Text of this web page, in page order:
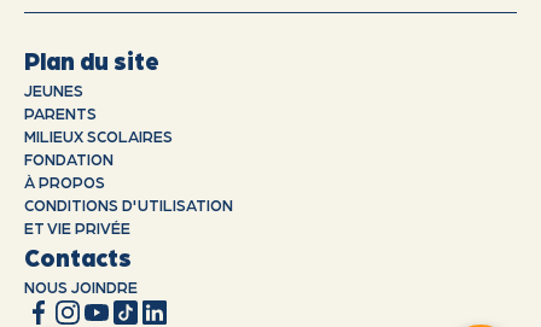
Plan du site
JEUNES
PARENTS
MILIEUX SCOLAIRES
FONDATION
À PROPOS
CONDITIONS D'UTILISATION
ET VIE PRIVÉE
Contacts
NOUS JOINDRE